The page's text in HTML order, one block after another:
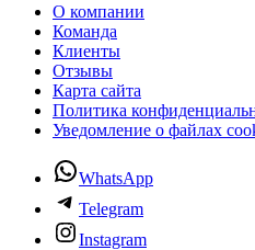
О компании
Команда
Клиенты
Отзывы
Карта сайта
Политика
Уведомление о файлах
WhatsApp
Telegram
Instagram